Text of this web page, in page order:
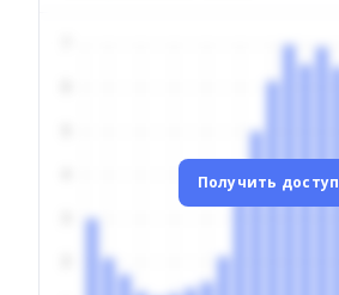
Получить доступ